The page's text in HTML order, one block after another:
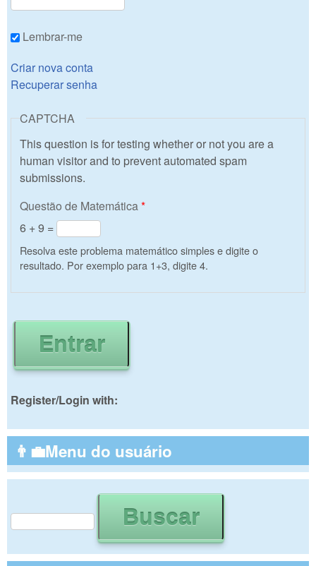
Lembrar-me
Criar nova conta
Recuperar senha
CAPTCHA
This question is for testing whether or not you are a
human visitor and to prevent automated spam
submissions.
Questão de Matemática*
6 + 9 =
Resolva este problema matemático simples e digite o
resultado. Por exemplo para 1+3, digite 4.
Register/Login with:
👨‍💼Menu do usuário
Formulário de busca